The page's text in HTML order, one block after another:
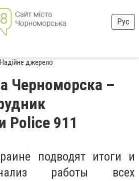
Рус
Надійне джерело
Черноморска –
Police 911
подводят итоги и
работы всех